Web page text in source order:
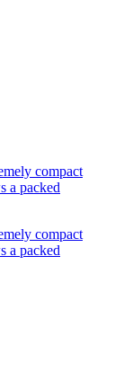
compact
a packed
compact
a packed